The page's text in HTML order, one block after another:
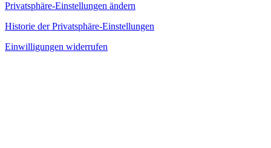
Privatsphäre-Einstellungen ändern
Historie der Privatsphäre-Einstellungen
Einwilligungen widerrufen